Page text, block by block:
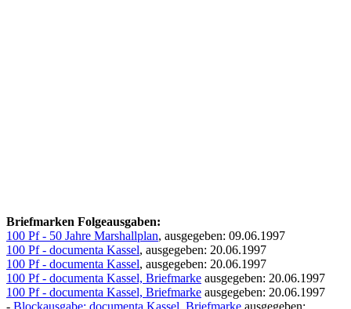
Briefmarken Folgeausgaben:
100 Pf - 50 Jahre Marshallplan, ausgegeben: 09.06.1997
100 Pf - documenta Kassel, ausgegeben: 20.06.1997
100 Pf - documenta Kassel, ausgegeben: 20.06.1997
100 Pf - documenta Kassel, Briefmarke ausgegeben: 20.06.1997
100 Pf - documenta Kassel, Briefmarke ausgegeben: 20.06.1997
- Blockausgabe: documenta Kassel, Briefmarke ausgegeben: